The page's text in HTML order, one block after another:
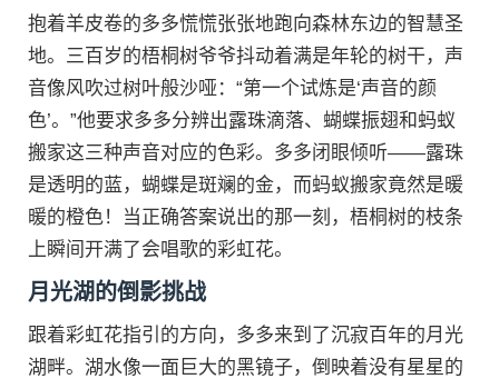
抱着羊皮卷的多多慌慌张张地跑向森林东边的智慧圣
地。三百岁的梧桐树爷爷抖动着满是年轮的树干，声
音像风吹过树叶般沙哑：“第一个试炼是‘声音的颜
色’。”他要求多多分辨出露珠滴落、蝴蝶振翅和蚂蚁
搬家这三种声音对应的色彩。多多闭眼倾听——露珠
是透明的蓝，蝴蝶是斑斓的金，而蚂蚁搬家竟然是暖
暖的橙色！当正确答案说出的那一刻，梧桐树的枝条
上瞬间开满了会唱歌的彩虹花。
月光湖的倒影挑战
跟着彩虹花指引的方向，多多来到了沉寂百年的月光
湖畔。湖水像一面巨大的黑镜子，倒映着没有星星的